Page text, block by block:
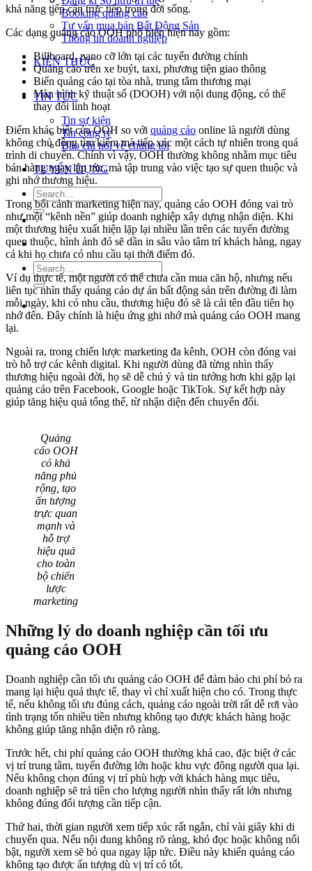
Booking quảng cáo
Tư vấn mua bán Bất Động Sản
Thông tin doanh nghiệp
KIẾN THỨC
TIN TỨC
Tin sự kiện
Tin công ty
Báo chí nói về chúng tôi
TUYỂN DỤNG
khả năng tiếp cận trực tiếp trong đời sống.
Các dạng quảng cáo OOH phổ biến hiện nay gồm:
Billboard, pano cỡ lớn tại các tuyến đường chính
Quảng cáo trên xe buýt, taxi, phương tiện giao thông
Biển quảng cáo tại tòa nhà, trung tâm thương mại
Màn hình kỹ thuật số (DOOH) với nội dung động, có thể
thay đổi linh hoạt
Điểm khác biệt của OOH so với quảng cáo online là người dùng
không chủ động tìm kiếm mà tiếp xúc một cách tự nhiên trong quá
trình di chuyển. Chính vì vậy, OOH thường không nhằm mục tiêu
bán hàng ngay lập tức, mà tập trung vào việc tạo sự quen thuộc và
ghi nhớ thương hiệu.
Trong bối cảnh marketing hiện nay, quảng cáo OOH đóng vai trò
như một “kênh nền” giúp doanh nghiệp xây dựng nhận diện. Khi
một thương hiệu xuất hiện lặp lại nhiều lần trên các tuyến đường
quen thuộc, hình ảnh đó sẽ dần in sâu vào tâm trí khách hàng, ngay
cả khi họ chưa có nhu cầu tại thời điểm đó.
Ví dụ thực tế, một người có thể chưa cần mua căn hộ, nhưng nếu
liên tục nhìn thấy quảng cáo dự án bất động sản trên đường đi làm
mỗi ngày, khi có nhu cầu, thương hiệu đó sẽ là cái tên đầu tiên họ
nhớ đến. Đây chính là hiệu ứng ghi nhớ mà quảng cáo OOH mang
lại.
Ngoài ra, trong chiến lược marketing đa kênh, OOH còn đóng vai
trò hỗ trợ các kênh digital. Khi người dùng đã từng nhìn thấy
thương hiệu ngoài đời, họ sẽ dễ chú ý và tin tưởng hơn khi gặp lại
quảng cáo trên Facebook, Google hoặc TikTok. Sự kết hợp này
giúp tăng hiệu quả tổng thể, từ nhận diện đến chuyển đổi.
Quảng
cáo OOH
có khả
năng phủ
rộng, tạo
ấn tượng
trực quan
mạnh và
hỗ trợ
hiệu quả
cho toàn
bộ chiến
lược
marketing
Những lý do doanh nghiệp cần tối ưu
quảng cáo OOH
Doanh nghiệp cần tối ưu quảng cáo OOH để đảm bảo chi phí bỏ ra
mang lại hiệu quả thực tế, thay vì chỉ xuất hiện cho có. Trong thực
tế, nếu không tối ưu đúng cách, quảng cáo ngoài trời rất dễ rơi vào
tình trạng tốn nhiều tiền nhưng không tạo được khách hàng hoặc
không giúp tăng nhận diện rõ ràng.
Trước hết, chi phí quảng cáo OOH thường khá cao, đặc biệt ở các
vị trí trung tâm, tuyến đường lớn hoặc khu vực đông người qua lại.
Nếu không chọn đúng vị trí phù hợp với khách hàng mục tiêu,
doanh nghiệp sẽ trả tiền cho lượng người nhìn thấy rất lớn nhưng
không đúng đối tượng cần tiếp cận.
Thứ hai, thời gian người xem tiếp xúc rất ngắn, chỉ vài giây khi di
chuyển qua. Nếu nội dung không rõ ràng, khó đọc hoặc không nổi
bật, người xem sẽ bỏ qua ngay lập tức. Điều này khiến quảng cáo
không tạo được ấn tượng dù vị trí có tốt.